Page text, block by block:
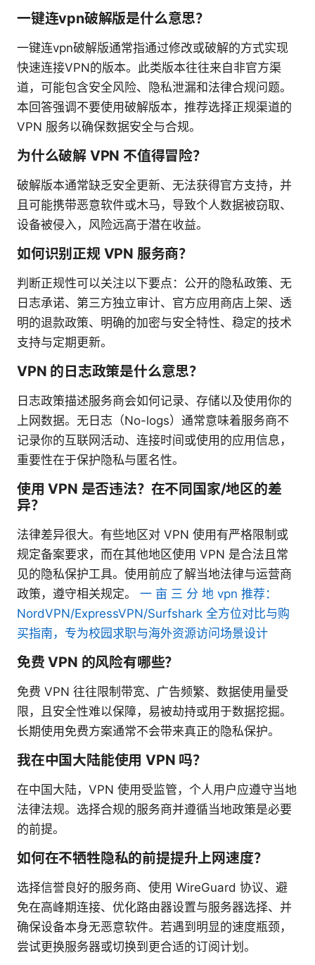
一键连vpn破解版是什么意思？
一键连vpn破解版通常指通过修改或破解的方式实现
快速连接VPN的版本。此类版本往往来自非官方渠
道，可能包含安全风险、隐私泄漏和法律合规问题。
本回答强调不要使用破解版本，推荐选择正规渠道的
VPN 服务以确保数据安全与合规。
为什么破解 VPN 不值得冒险？
破解版本通常缺乏安全更新、无法获得官方支持，并
且可能携带恶意软件或木马，导致个人数据被窃取、
设备被侵入，风险远高于潜在收益。
如何识别正规 VPN 服务商？
判断正规性可以关注以下要点：公开的隐私政策、无
日志承诺、第三方独立审计、官方应用商店上架、透
明的退款政策、明确的加密与安全特性、稳定的技术
支持与定期更新。
VPN 的日志政策是什么意思？
日志政策描述服务商会如何记录、存储以及使用你的
上网数据。无日志（No-logs）通常意味着服务商不
记录你的互联网活动、连接时间或使用的应用信息，
重要性在于保护隐私与匿名性。
使用 VPN 是否违法？在不同国家/地区的差
异？
法律差异很大。有些地区对 VPN 使用有严格限制或
规定备案要求，而在其他地区使用 VPN 是合法且常
见的隐私保护工具。使用前应了解当地法律与运营商
政策，遵守相关规定。 一 亩 三 分 地 vpn 推荐：
NordVPN/ExpressVPN/Surfshark 全方位对比与购
买指南，专为校园求职与海外资源访问场景设计
免费 VPN 的风险有哪些？
免费 VPN 往往限制带宽、广告频繁、数据使用量受
限，且安全性难以保障，易被劫持或用于数据挖掘。
长期使用免费方案通常不会带来真正的隐私保护。
我在中国大陆能使用 VPN 吗？
在中国大陆，VPN 使用受监管，个人用户应遵守当地
法律法规。选择合规的服务商并遵循当地政策是必要
的前提。
如何在不牺牲隐私的前提提升上网速度？
选择信誉良好的服务商、使用 WireGuard 协议、避
免在高峰期连接、优化路由器设置与服务器选择、并
确保设备本身无恶意软件。若遇到明显的速度瓶颈，
尝试更换服务器或切换到更合适的订阅计划。